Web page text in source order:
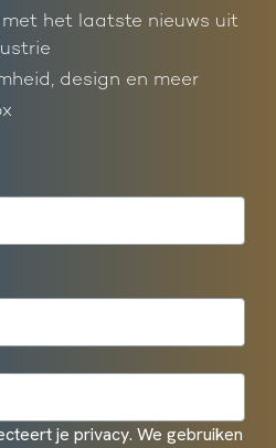
het laatste nieuws uit
design en meer
je privacy. We gebruiken